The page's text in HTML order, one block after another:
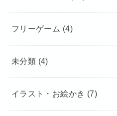
フリーゲーム (4)
未分類 (4)
イラスト・お絵かき (7)